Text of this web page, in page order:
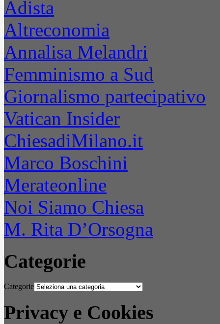
Adista
Altreconomia
Annalisa Melandri
Femminismo a Sud
Giornalismo partecipativo
Vatican Insider
ChiesadiMilano.it
Marco Boschini
Merateonline
Noi Siamo Chiesa
M. Rita D’Orsogna
Categorie
Categorie
Privacy e Cookies